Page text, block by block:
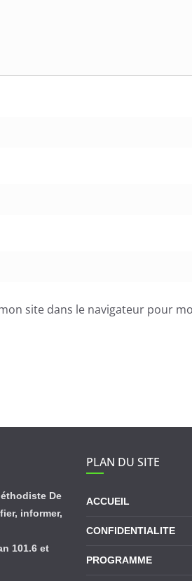
site dans le navigateur pour
De
informer,
101.6 et
PLAN DU SITE
ACCUEIL
CONFIDENTIALITE
PROGRAMME